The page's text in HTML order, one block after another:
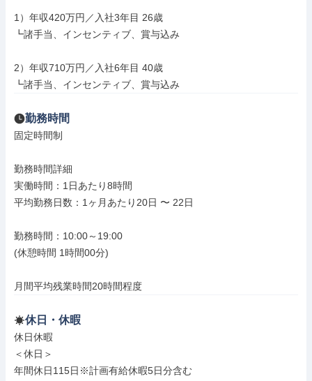
1）年収420万円／入社3年目 26歳
┗諸手当、インセンティブ、賞与込み
2）年収710万円／入社6年目 40歳
┗諸手当、インセンティブ、賞与込み
勤務時間
固定時間制
勤務時間詳細
実働時間：1日あたり8時間
平均勤務日数：1ヶ月あたり20日 〜 22日
勤務時間：10:00～19:00
(休憩時間 1時間00分)
月間平均残業時間20時間程度
休日・休暇
休日休暇
＜休日＞
年間休日115日※計画有給休暇5日分含む